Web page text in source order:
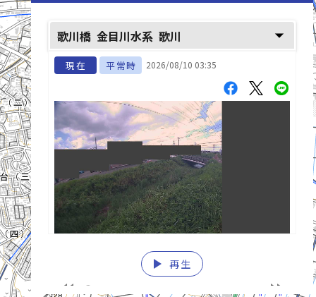
歌川橋 金目川水系 歌川 arrow_drop_down
現在 平常時 2026/08/10 03:35
play_arrow 再生
fast_rewind fast_forward